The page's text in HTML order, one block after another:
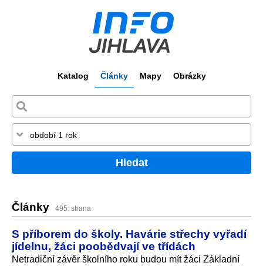
Katalog Články Mapy Obrázky
Hledat
Články 495. strana
S příborem do školy. Havárie střechy vyřadí
jídelnu, žáci poobědvají ve třídách
Netradiční závěr školního roku budou mít žáci Základní